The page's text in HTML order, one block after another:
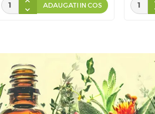
ADAUGATI IN COS